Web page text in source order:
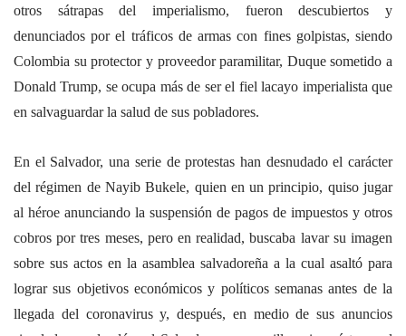
otros sátrapas del imperialismo, fueron descubiertos y
denunciados por el tráficos de armas con fines golpistas, siendo
Colombia su protector y proveedor paramilitar, Duque sometido a
Donald Trump, se ocupa más de ser el fiel lacayo imperialista que
en salvaguardar la salud de sus pobladores.
En el Salvador, una serie de protestas han desnudado el carácter
del régimen de Nayib Bukele, quien en un principio, quiso jugar
al héroe anunciando la suspensión de pagos de impuestos y otros
cobros por tres meses, pero en realidad, buscaba lavar su imagen
sobre sus actos en la asamblea salvadoreña a la cual asaltó para
lograr sus objetivos económicos y políticos semanas antes de la
llegada del coronavirus y, después, en medio de sus anuncios